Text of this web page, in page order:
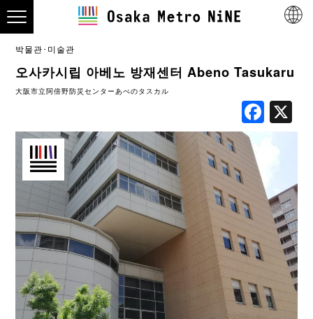
박물관･미술관
오사카시립 아베노 방재센터 Abeno Tasukaru
大阪市立阿倍野防災センターあべのタスカル